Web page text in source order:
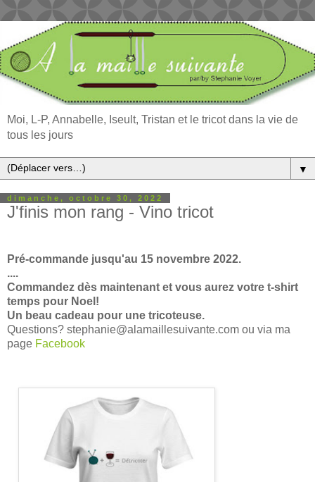
Moi, L-P, Annabelle, Iseult, Tristan et le tricot dans la vie de
tous les jours
▼
dimanche, octobre 30, 2022
J'finis mon rang - Vino tricot
Pré-commande jusqu'au 15 novembre 2022.
....
Commandez dès maintenant et vous aurez votre t-shirt
temps pour Noel!
Un beau cadeau pour une tricoteuse.
Questions? stephanie@alamaillesuivante.com ou via ma
page Facebook